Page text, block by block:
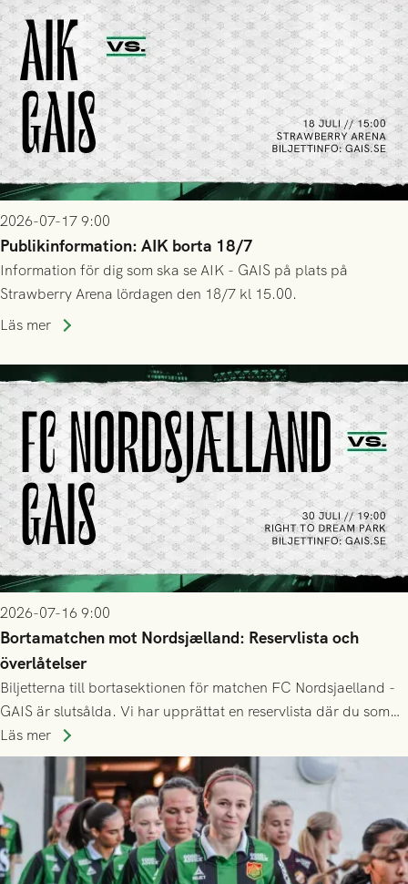
2026-07-17 9:00
Publikinformation: AIK borta 18/7
Information för dig som ska se AIK - GAIS på plats på
Strawberry Arena lördagen den 18/7 kl 15.00.
Läs mer
2026-07-16 9:00
Bortamatchen mot Nordsjælland: Reservlista och
överlåtelser
Biljetterna till bortasektionen för matchen FC Nordsjaelland -
GAIS är slutsålda. Vi har upprättat en reservlista där du som
ännu inte har någon biljett kan anmäla ditt intresse. Du kan
inte själv överlåta din biljett till någon annan.
Läs mer